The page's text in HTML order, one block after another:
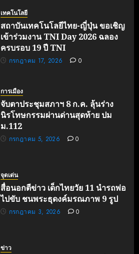
เทคโนโลยี
สถาบันเทคโนโลยีไทย-ญี่ปุ่น ขอเชิญ
เข้าร่วมงาน TNI Day 2026 ฉลอง
ครบรอบ 19 ปี TNI
กรกฎาคม 17, 2026 0
การเมือง
จับตาประชุมสภาฯ 8 ก.ค. ลุ้นร่าง
นิรโทษกรรมผ่านด่านสุดท้าย ปม
ม.112
กรกฎาคม 5, 2026 0
จุดเด่น
สื่อนอกตีข่าว เด็กไทยวัย 11 นำรถพ่อ
ไปขับ ชนพระธุดงค์มรณภาพ 9 รูป
กรกฎาคม 3, 2026 0
ข่าว